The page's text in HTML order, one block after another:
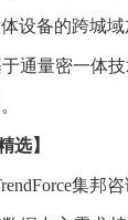
设备的跨城
通量密一体
选】
集邦